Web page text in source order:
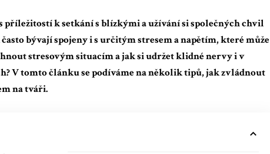
příležitostí k setkání s blízkými a užívání si společných chvil
bývají spojeny i s určitým stresem a napětím, které může
stresovým situacím a jak si udržet klidné nervy i v
V tomto článku se podíváme na několik tipů, jak zvládnout
na tváři.